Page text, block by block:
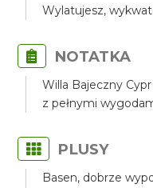
Wylatujesz,
NOTATKA
Willa Bajeczny
z pełnymi
PLUSY
Basen, dobrze